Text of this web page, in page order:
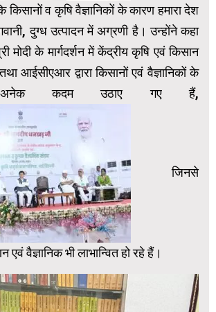
किसानों व कृषि वैज्ञानिकों के कारण हमारा देश
दुग्ध उत्पादन में अग्रणी है। उन्होंने कहा
मोदी के मार्गदर्शन में केंद्रीय कृषि एवं किसान
आईसीएआर द्वारा किसानों एवं वैज्ञानिकों के
कदम उठाए गए हैं,
जिनसे
वैज्ञानिक भी लाभान्वित हो रहे हैं।